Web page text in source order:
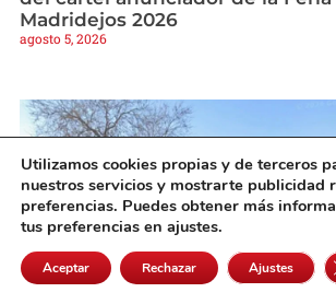
Madridejos 2026
agosto 5, 2026
Utilizamos cookies propias y de terceros
nuestros servicios y mostrarte publicidad
preferencias. Puedes obtener más
tus preferencias en ajustes.
Aceptar Rechazar Ajustes